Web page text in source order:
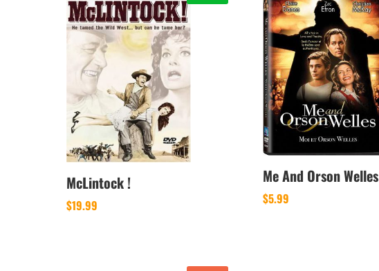
McLintock !
$19.99
Me And Orson Welles
$5.99